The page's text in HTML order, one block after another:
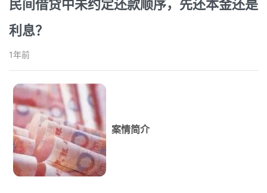
民间借贷中未约定还款顺序，先还本金还是
利息？
1年前
案情简介